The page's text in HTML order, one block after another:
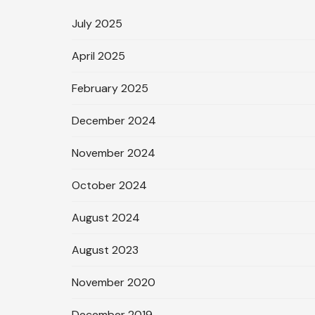
July 2025
April 2025
February 2025
December 2024
November 2024
October 2024
August 2024
August 2023
November 2020